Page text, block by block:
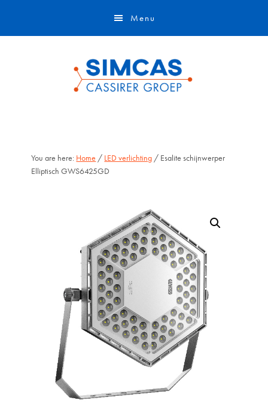
Menu
You are here: Home / LED verlichting / Esalite schijnwerper
Elliptisch GWS6425GD